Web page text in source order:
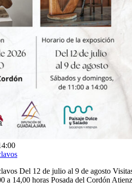
Del 12 de julio al 9 de agosto
a 14,00 horas Posada del Cordón